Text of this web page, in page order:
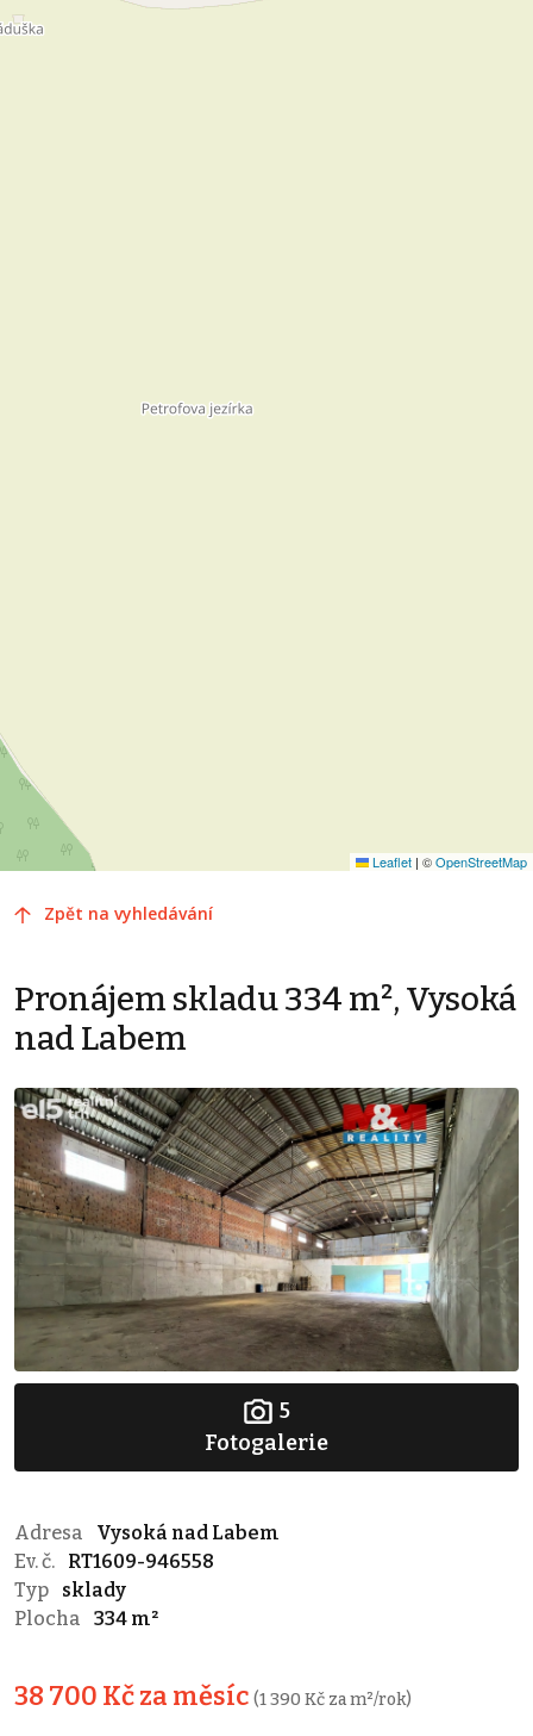
Leaflet | ©OpenStreetMap
Zpět na vyhledávání
Pronájem skladu 334 m², Vysoká
nad Labem
5
Fotogalerie
Adresa
Vysoká nad Labem
Ev. č.
RT1609-946558
Typ
sklady
Plocha
334 m²
38 700 Kč za měsíc (1 390 Kč za m²/rok)